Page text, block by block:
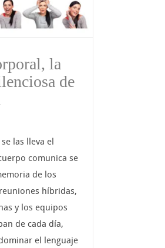
la
de
las lleva el
comunica se
de los
híbridas,
y los equipos
de cada día,
el lenguaje